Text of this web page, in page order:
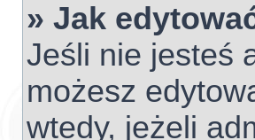
» Jak
Jeśli nie jesteś
możesz
wtedy, jeżeli